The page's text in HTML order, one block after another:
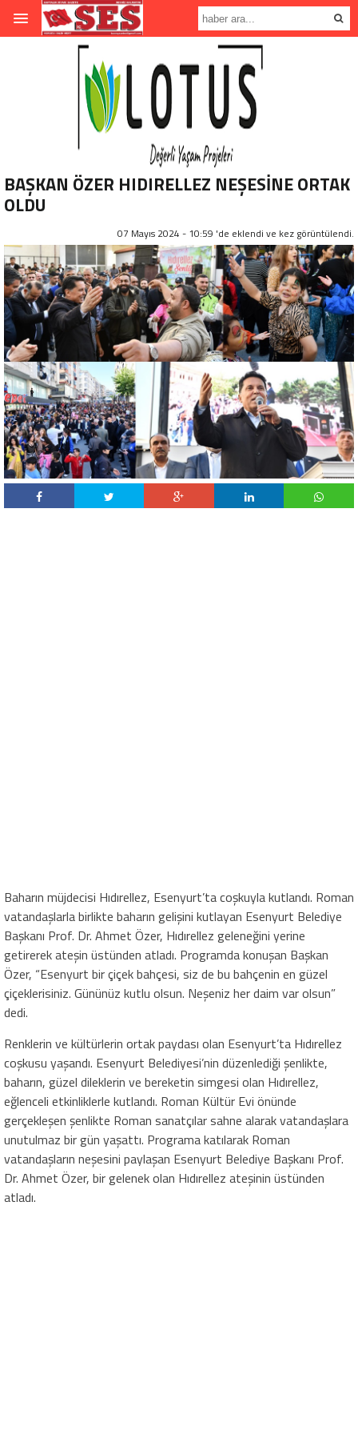
BAŞKAN ÖZER HIDIRELLEZ NEŞESİNE ORTAK
OLDU
07 Mayıs 2024 - 10:59 'de eklendi ve kez görüntülendi.
Baharın müjdecisi Hıdırellez, Esenyurt’ta coşkuyla kutlandı. Roman
vatandaşlarla birlikte baharın gelişini kutlayan Esenyurt Belediye
Başkanı Prof. Dr. Ahmet Özer, Hıdırellez geleneğini yerine
getirerek ateşin üstünden atladı. Programda konuşan Başkan
Özer, “Esenyurt bir çiçek bahçesi, siz de bu bahçenin en güzel
çiçeklerisiniz. Gününüz kutlu olsun. Neşeniz her daim var olsun”
dedi.
Renklerin ve kültürlerin ortak paydası olan Esenyurt’ta Hıdırellez
coşkusu yaşandı. Esenyurt Belediyesi’nin düzenlediği şenlikte,
baharın, güzel dileklerin ve bereketin simgesi olan Hıdırellez,
eğlenceli etkinliklerle kutlandı. Roman Kültür Evi önünde
gerçekleşen şenlikte Roman sanatçılar sahne alarak vatandaşlara
unutulmaz bir gün yaşattı. Programa katılarak Roman
vatandaşların neşesini paylaşan Esenyurt Belediye Başkanı Prof.
Dr. Ahmet Özer, bir gelenek olan Hıdırellez ateşinin üstünden
atladı.